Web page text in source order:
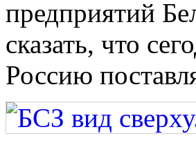
предприятий
сказать, что
Россию